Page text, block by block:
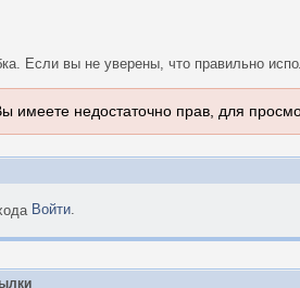
Если вы не уверены, что правильно
имеете недостаточно прав, для
Войти.